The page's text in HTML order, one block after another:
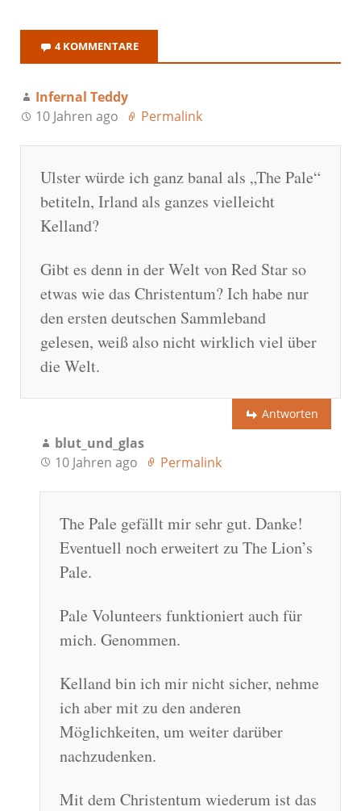
4 KOMMENTARE
Infernal Teddy
10 Jahren ago
Permalink
Ulster würde ich ganz banal als „The Pale“
betiteln, Irland als ganzes vielleicht
Kelland?
Gibt es denn in der Welt von Red Star so
etwas wie das Christentum? Ich habe nur
den ersten deutschen Sammleband
gelesen, weiß also nicht wirklich viel über
die Welt.
Antworten
blut_und_glas
10 Jahren ago
Permalink
The Pale gefällt mir sehr gut. Danke!
Eventuell noch erweitert zu The Lion’s
Pale.
Pale Volunteers funktioniert auch für
mich. Genommen.
Kelland bin ich mir nicht sicher, nehme
ich aber mit zu den anderen
Möglichkeiten, um weiter darüber
nachzudenken.
Mit dem Christentum wiederum ist das